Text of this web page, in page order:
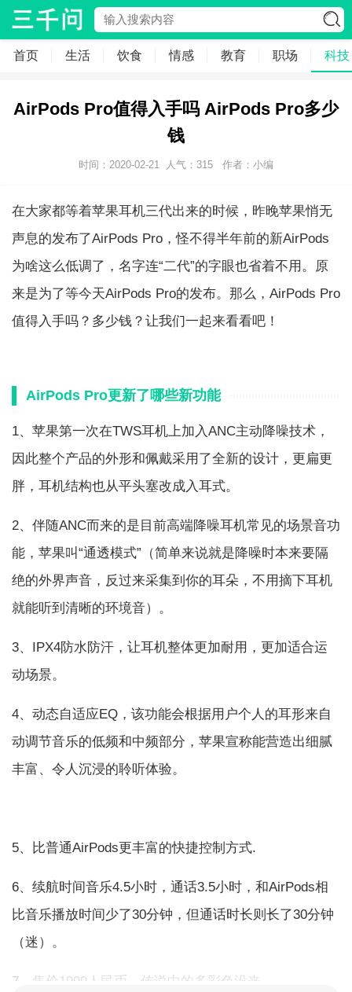
首页 生活 饮食 情感 教育 职场 科技
AirPods Pro值得入手吗 AirPods Pro多少
钱
时间：2020-02-21 人气： 315 作者：小编
在大家都等着苹果耳机三代出来的时候，昨晚苹果悄无
声息的发布了AirPods Pro，怪不得半年前的新AirPods
为啥这么低调了，名字连“二代”的字眼也省着不用。原
来是为了等今天AirPods Pro的发布。那么，AirPods Pro
值得入手吗？多少钱？让我们一起来看看吧！
AirPods Pro更新了哪些新功能
1、苹果第一次在TWS耳机上加入ANC主动降噪技术，
因此整个产品的外形和佩戴采用了全新的设计，更扁更
胖，耳机结构也从平头塞改成入耳式。
2、伴随ANC而来的是目前高端降噪耳机常见的场景音功
能，苹果叫“通透模式”（简单来说就是降噪时本来要隔
绝的外界声音，反过来采集到你的耳朵，不用摘下耳机
就能听到清晰的环境音）。
3、IPX4防水防汗，让耳机整体更加耐用，更加适合运
动场景。
4、动态自适应EQ，该功能会根据用户个人的耳形来自
动调节音乐的低频和中频部分，苹果宣称能营造出细腻
丰富、令人沉浸的聆听体验。
5、比普通AirPods更丰富的快捷控制方式.
6、续航时间音乐4.5小时，通话3.5小时，和AirPods相
比音乐播放时间少了30分钟，但通话时长则长了30分钟
（迷）。
7、售价1999人民币，传说中的多彩色没来。